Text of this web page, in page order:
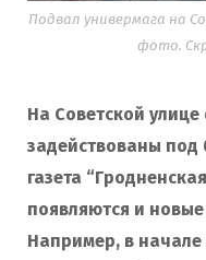
Подвал универмага на
фото.
На Советской
задействованы под
газета
появляются и
Например, в начале